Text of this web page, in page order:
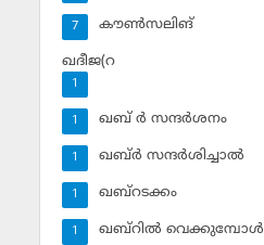
കൗണ്‍സലിങ്‌
7
ഖദീജ(റ
1
ഖബ് ര്‍ സന്ദര്‍ശനം
1
ഖബ്ര്‍ സന്ദര്‍ശിച്ചാല്‍
1
ഖബ്‌റടക്കം
1
ഖബ്‌റില്‍ വെക്കുമ്പോള്‍
1